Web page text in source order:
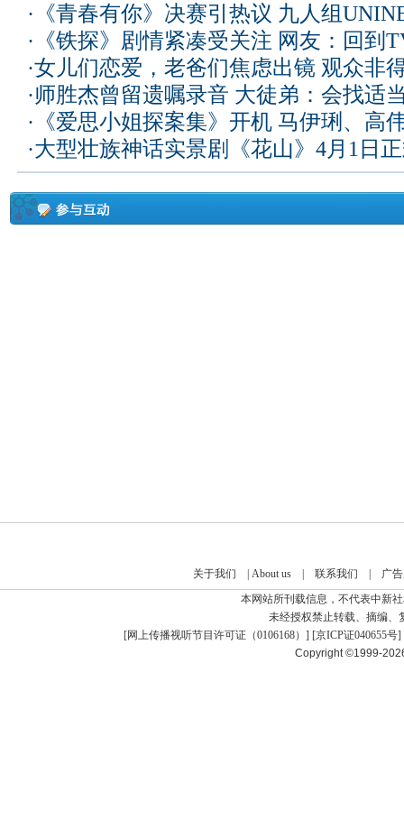
· 《青春有你》决赛引热议 九人组
· 《铁探》剧情紧凑受关注 网友：回到
·女儿们恋爱，老爸们焦虑出镜 观众非
·师胜杰曾留遗嘱录音 大徒弟：会找适
· 《爱思小姐探案集》开机 马伊琍、高
·大型壮族神话实景剧《花山》4月1日
关于我们 About us| 联系我们
广
本网站所刊载信息，不代表中新
未经授权禁止转载、摘编、
[网上传播视听节目许可证（0106168） ] [京ICP证040655号]
Copyright ©1999-